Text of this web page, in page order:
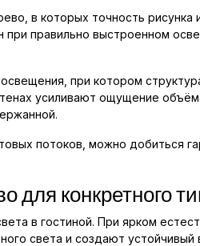
в которых точность
правильно выстроенном
при котором
усиливают ощущение
потоков, можно добиться
для конкретного
в гостиной. При ярком
света и создают устойчивый